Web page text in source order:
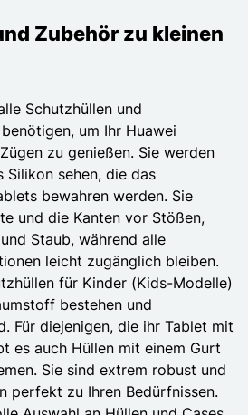
Zubehör zu kleinen
Schutzhüllen und
um Ihr Huawei
zu genießen. Sie werden
Silikon sehen, die das
bewahren werden. Sie
und die Kanten vor Stößen,
Staub, während alle
leicht zugänglich bleiben.
für Kinder (Kids-Modelle)
bestehen und
Für diejenigen, die ihr Tablet mit
es auch Hüllen mit einem Gurt
Sie sind extrem robust und
perfekt zu Ihren Bedürfnissen.